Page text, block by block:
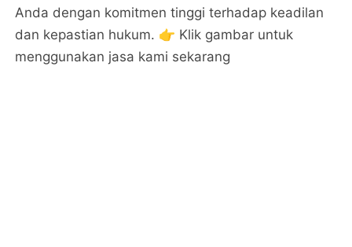
Anda dengan komitmen tinggi terhadap keadilan
dan kepastian hukum. 👉 Klik gambar untuk
menggunakan jasa kami sekarang